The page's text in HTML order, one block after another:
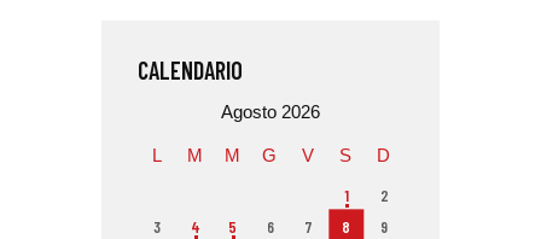
CALENDARIO
Agosto 2026
L M M G V S D
1
2
3
4 5 6 7 8
9